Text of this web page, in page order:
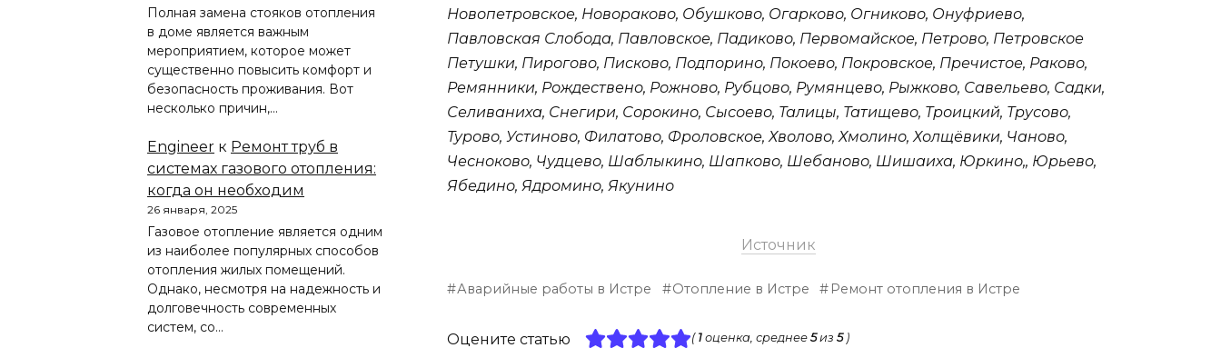
Новопетровское, Новораково, Обушково, Огарково, Огниково, Онуфриево,
Павловская Слобода, Павловское, Падиково, Первомайское, Петрово, Петровское
Петушки, Пирогово, Писково, Подпорино, Покоево, Покровское, Пречистое, Раково,
Ремянники, Рождествено, Рожново, Рубцово, Румянцево, Рыжково, Савельево, Садки,
Селиваниха, Снегири, Сорокино, Сысоево, Талицы, Татищево, Троицкий, Трусово,
Турово, Устиново, Филатово, Фроловское, Хволово, Хмолино, Холщёвики, Чаново,
Чесноково, Чудцево, Шаблыкино, Шапково, Шебаново, Шишаиха, Юркино,, Юрьево,
Ябедино, Ядромино, Якунино
Источник
Аварийные работы в Истре Отопление в Истре Ремонт отопления в Истре
Оцените статью ( 1оценка, среднее 5из 5)
Полная замена стояков отопления
в доме является важным
мероприятием, которое может
существенно повысить комфорт и
безопасность проживания. Вот
несколько причин,…
Engineer к Ремонт труб в
системах газового отопления:
когда он необходим
26 января, 2025
Газовое отопление является одним
из наиболее популярных способов
отопления жилых помещений.
Однако, несмотря на надежность и
долговечность современных
систем, со…